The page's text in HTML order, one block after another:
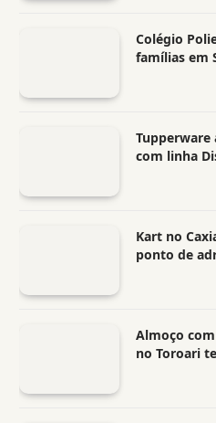
Colégio
famílias em
com linha
Kart no
ponto de
Almoço
no Toroari